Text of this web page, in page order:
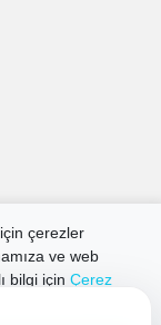
çerezler
ve web
bilgi için Çerez
kuponu kazanın